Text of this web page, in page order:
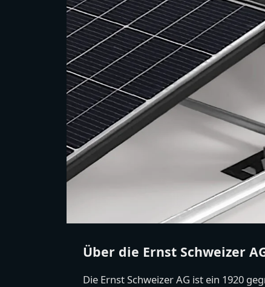
Über die Ernst Schweizer
Die Ernst Schweizer AG ist ein 1920